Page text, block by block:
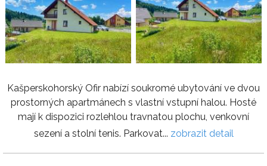
Kašperskohorský Ofir nabízí soukromé ubytování ve dvou
prostorných apartmánech s vlastní vstupní halou. Hosté
mají k dispozici rozlehlou travnatou plochu, venkovní
sezení a stolní tenis. Parkovat... zobrazit detail